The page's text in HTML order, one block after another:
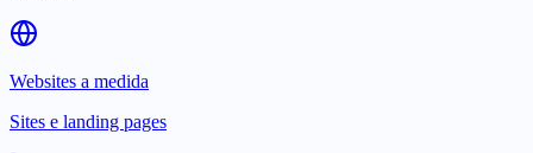
Websites a medida
Sites e landing pages